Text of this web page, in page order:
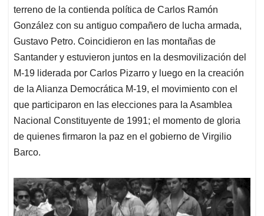
terreno de la contienda política de Carlos Ramón
González con su antiguo compañero de lucha armada,
Gustavo Petro. Coincidieron en las montañas de
Santander y estuvieron juntos en la desmovilización del
M-19 liderada por Carlos Pizarro y luego en la creación
de la Alianza Democrática M-19, el movimiento con el
que participaron en las elecciones para la Asamblea
Nacional Constituyente de 1991; el momento de gloria
de quienes firmaron la paz en el gobierno de Virgilio
Barco.